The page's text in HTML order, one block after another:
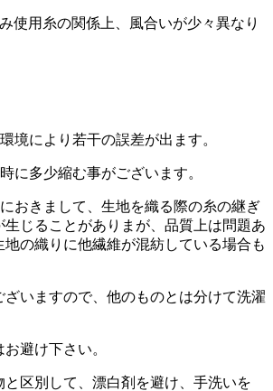
使用糸の関係上、風合いが少々異なり
境により若干の誤差が出ます。
に多少縮む事がございます。
おきまして、生地を織る際の糸の継ぎ
生じることがありまが、品質上は問題あ
地の織りに他繊維が混紡している場合も
いますので、他のものとは分けて洗濯
避け下さい。
区別して、漂白剤を避け、手洗いを